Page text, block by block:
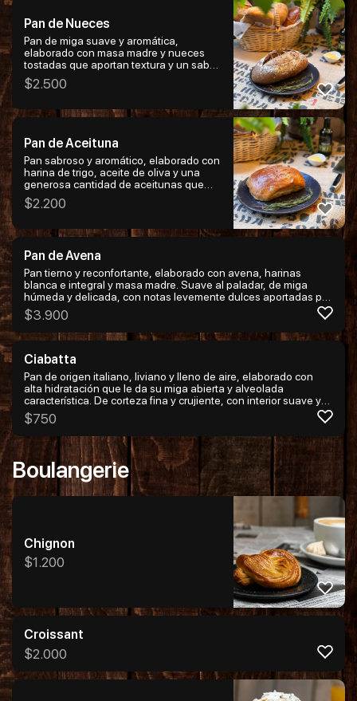
oliva o mantequilla. Un pan noble, de
sabor auténtico y espíritu artesanal.
Pan de Nueces
Pan de miga suave y aromática,
elaborado con masa madre y nueces
tostadas que aportan textura y un sabor
profundo y ligeramente mantecoso. De
corteza dorada y interior húmedo, es un
para tablas, quesos o disfrutar solo.
$2.500
Pan de Aceituna
Pan sabroso y aromático, elaborado con
harina de trigo, aceite de oliva y una
generosa cantidad de aceitunas que
aportan carácter mediterráneo. De miga
suave y húmeda, ligeramente láctea
dorada y fragante. Ideal para
ensaladas o disfrutar solo, es un pan
intenso y lleno de personalidad que
realza cualquier comida.
$2.200
Pan de Avena
Pan tierno y reconfortante, elaborado con avena, harinas
blanca e integral y masa madre. Suave al paladar, de miga
húmeda y delicada, con notas levemente dulces aportadas por
la miel y la leche. Un pan equilibrado y versátil, ideal para
desayunos, sandwiches o acompañar preparaciones suaves.
$3.900
Ciabatta
Pan de origen italiano, liviano y lleno de aire, elaborado con
alta hidratación que le da su miga abierta y alveolada
característica. De corteza fina y crujiente, con interior suave y
elástico, es ideal para sándwiches, bruschettas o para
acompañar platos y salsas. Un pan simple y honesto, donde la
harina, el agua y la fermentación se transforman en sabor y
textura inconfundibles.
$750
Boulangerie
Chignon
$1.200
Croissant
$2.000